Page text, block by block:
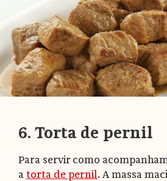
6. Torta de pernil
Para servir como
a torta de pernil. A massa